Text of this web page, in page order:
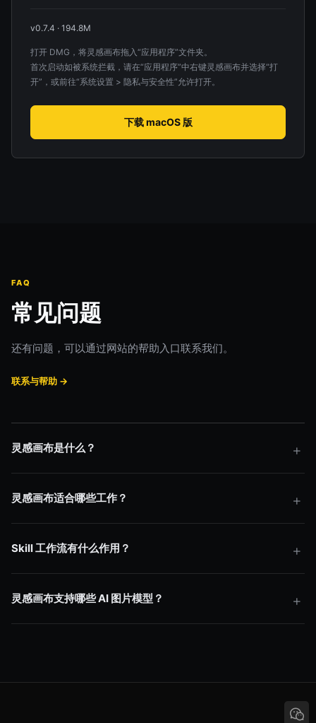
v0.7.4 · 194.8M
打开 DMG，将灵感画布拖入“应用程序”文件夹。
首次启动如被系统拦截，请在“应用程序”中右键灵感画布并选择“打
开”，或前往“系统设置 > 隐私与安全性”允许打开。
下载 macOS 版
FAQ
常见问题
还有问题，可以通过网站的帮助入口联系我们。
联系与帮助 →
灵感画布是什么？
灵感画布适合哪些工作？
Skill 工作流有什么作用？
灵感画布支持哪些 AI 图片模型？